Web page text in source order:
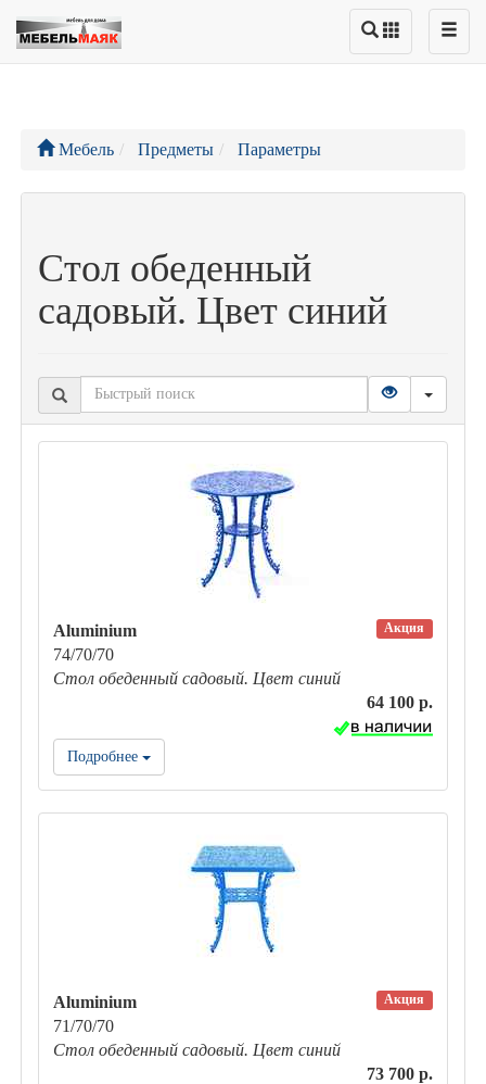
Мебель Предметы Параметры
Стол обеденный
садовый. Цвет синий
Акция
Aluminium
74/70/70
Стол обеденный садовый. Цвет синий
64 100 р.
Подробнее
Акция
Aluminium
71/70/70
Стол обеденный садовый. Цвет синий
73 700 р.